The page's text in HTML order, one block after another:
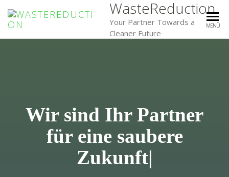
WasteReduction
Your Partner Towards a
Cleaner Future
MENÜ
Wir sind Ihr Partner
für eine saubere
Zukunft|